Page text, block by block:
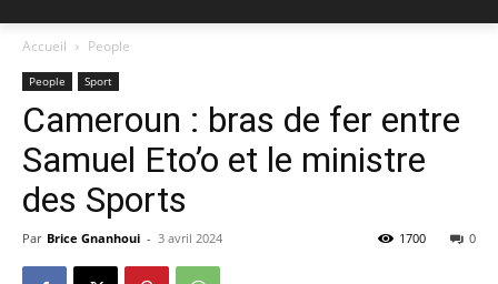
Accueil People
People Sport
Cameroun : bras de fer entre
Samuel Eto’o et le ministre
des Sports
Par Brice Gnanhoui - 3 avril 2024 0
1700